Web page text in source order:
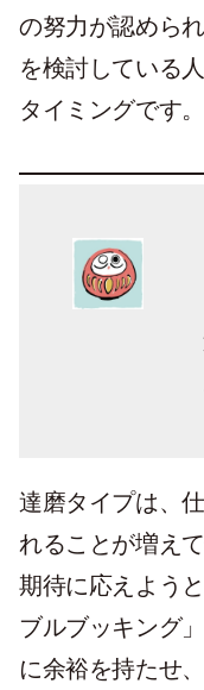
の努力が認めら
を検討している
タイミングです。
達磨タイプは、
れることが増え
期待に応えよう
ブルブッキング
に余裕を持たせ